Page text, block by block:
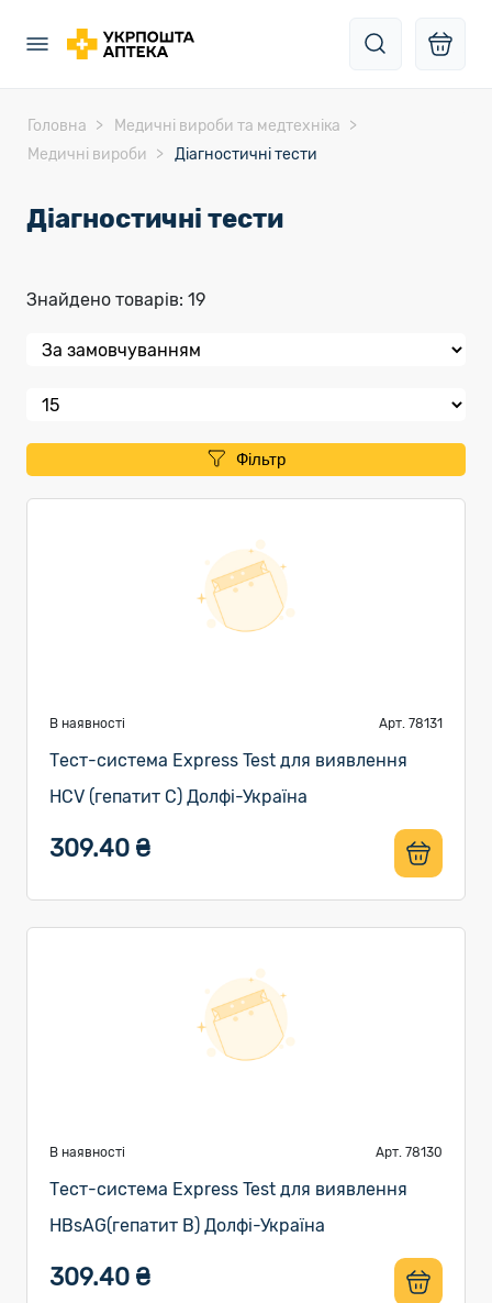
Головна
Медичні вироби та медтехніка
Медичні вироби
Діагностичні тести
Діагностичні тести
Знайдено товарів: 19
Фільтр
В наявності Арт. 78131
Тест-система Express Test для виявлення
HCV (гепатит С) Долфі-Україна
309.40 ₴
В наявності Арт. 78130
Тест-система Express Test для виявлення
HBsAG(гепатит В) Долфі-Україна
309.40 ₴